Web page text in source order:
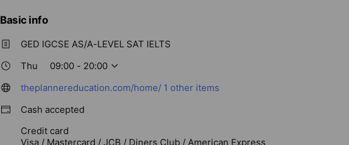
Basic info
GED IGCSE AS/A-LEVEL SAT IELTS
Thu
09:00 - 20:00
theplannereducation.com/home/ 1 other items
Cash accepted
Credit card
Visa / Mastercard / JCB / Diners Club / American Express